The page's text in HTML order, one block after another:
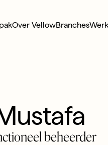
beheerder
Over VellowBranches